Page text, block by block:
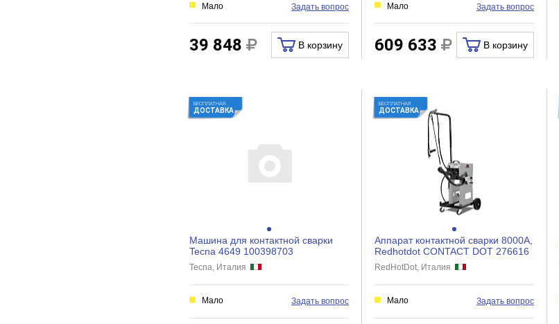
Мало Задать вопрос
39 848 В корзину
Мало Задать вопрос
609 633 В корзину
БЕСПЛАТНАЯ
ДОСТАВКА
Машина для контактной сварки
Tecna 4649 100398703
Tecna, Италия
Мало Задать вопрос
БЕСПЛАТНАЯ
ДОСТАВКА
Аппарат контактной сварки 8000А,
Redhotdot CONTACT DOT 276616
RedHotDot, Италия
Мало Задать вопрос